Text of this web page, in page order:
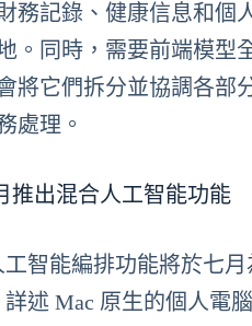
務記錄、健康信息和
。同時，需要前端模
將它們拆分並協調各
處理。
推出混合人工智能功能
智能編排功能將於七
述 Mac 原生的個人電